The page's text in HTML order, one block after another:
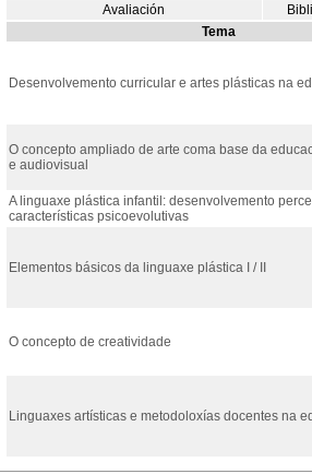
Avaliación
Tema
Desenvolvemento curricular e artes plásticas na
O concepto ampliado de arte coma base da
e audiovisual
A linguaxe plástica infantil: desenvolvemento
características psicoevolutivas
Elementos básicos da linguaxe plástica I / II
O concepto de creatividade
Linguaxes artísticas e metodoloxías docentes na